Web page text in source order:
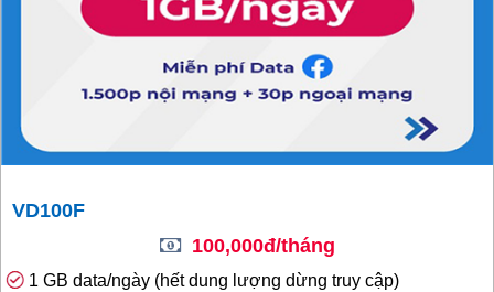
VD100F
100,000đ/tháng
1 GB data/ngày (hết dung lượng dừng truy cập)